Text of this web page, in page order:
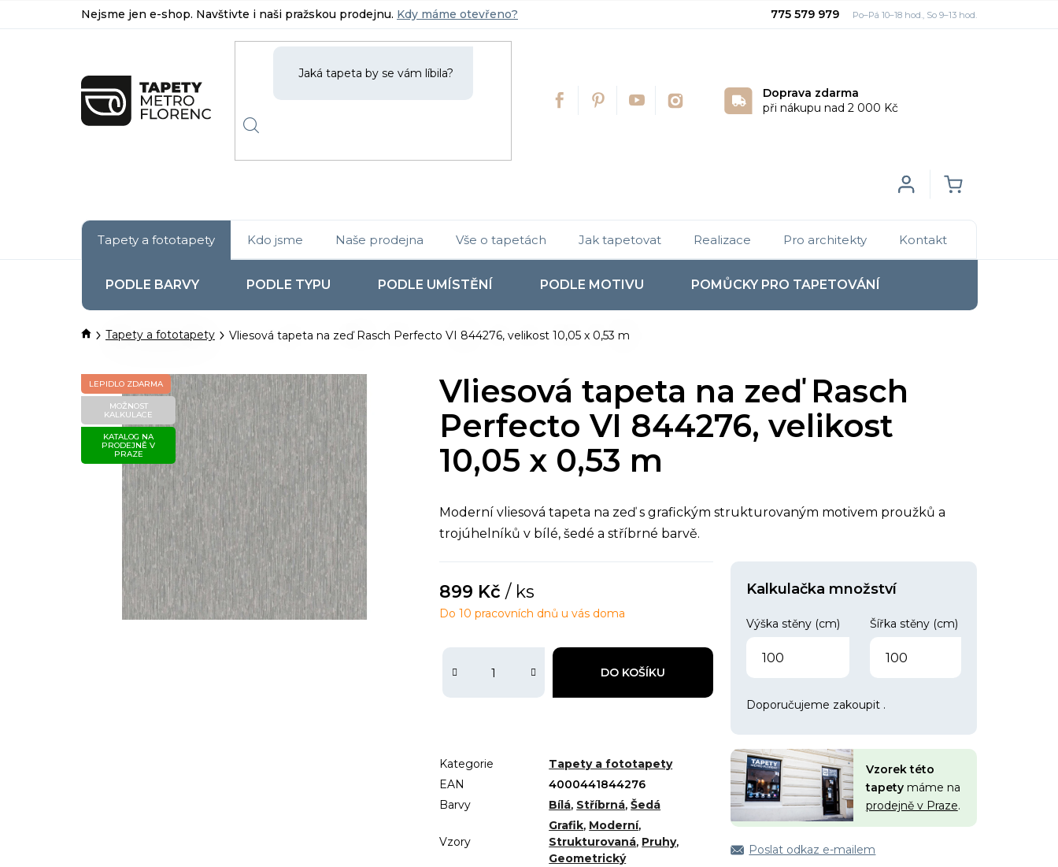
na
Nejsme jen e-shop. Navštivte i naši pražskou prodejnu. Kdy máme otevřeno? 775 579 979
Doprava zdarma
při nákupu nad 2 000 Kč
Login
Tapety a fototapety
PODLE BARVY PODLE TYPU PODLE UMÍSTĚNÍ PODLE MOTIVU POMŮCKY PRO TAPETOVÁNÍ
Kdo jsme Naše prodejna Vše o tapetách Jak tapetovat Realizace Pro architekty Kontakt
DomůTapety a fototapety Vliesová tapeta na zeď Rasch Perfecto VI 844276, velikost 10,05 x 0,53 m
Vliesová tapeta na zeď Rasch
Perfecto VI 844276, velikost
10,05 x 0,53 m
Moderní vliesová tapeta na zeď s grafickým strukturovaným motivem proužků a
trojúhelníků v bílé, šedé a stříbrné barvě.
899 Kč/ ks
DO KOŠÍKU
Do 10 pracovních dnů u vás doma
Kategorie
Tapety a fototapety
EAN
4000441844276
Barvy
Bílá, Stříbrná,Šedá
Vzory
Grafik, Moderní,
Strukturovaná, Pruhy,
Geometrický
Kalkulačka množství
Výška stěny (cm) Šířka stěny (cm)
Doporučujeme zakoupit .
Vzorek této
tapetymáme na
prodejně v Praze.
Poslat odkaz e-mailem
LEPIDLO ZDARMA
MOŽNOST
KALKULACE
KATALOG NA
PRODEJNĚ V
PRAZE